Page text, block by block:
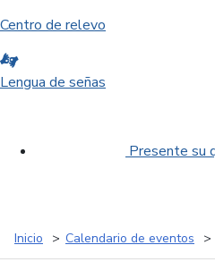
Centro de relevo
Lengua de señas
Presente su
Inicio Calendario de eventos